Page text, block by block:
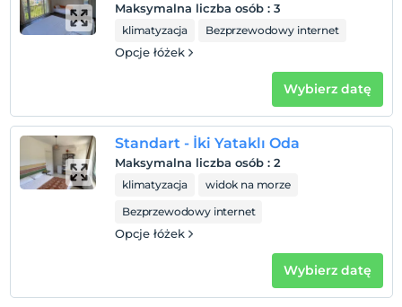
Wymeldować się
Przed 14:00
Palenie
Zakaz palenia w pokoju
Dzieci)
W obiekcie nie mogą zostać zakwaterowane dzieci
Maksymalna liczba osób : 3
klimatyzacja Bezprzewodowy internet
Opcje łóżek
Wybierz datę
Standart - İki Yataklı Oda
Maksymalna liczba osób : 2
klimatyzacja
widok na morze
Bezprzewodowy internet
Opcje łóżek
Wybierz datę